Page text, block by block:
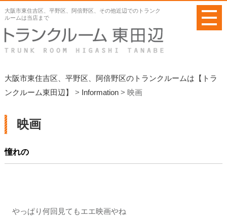
大阪市東住吉区、平野区、阿倍野区、その他近辺でのトランク
ルームは当店まで
大阪市東住吉区、平野区、阿倍野区のトランクルームは【トラ
ンクルーム東田辺】
> Information> 映画
メ
ニ
ュ
ー
映画
憧れの
やっぱり何回見てもエエ映画やね